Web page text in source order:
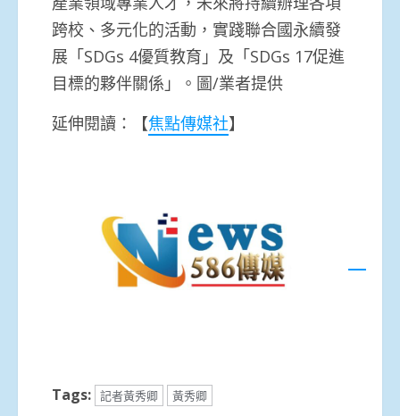
跨校、多元化的活動，實踐聯合國永續發
展「SDGs 4優質教育」及「SDGs 17促進
目標的夥伴關係」。圖/業者提供
延伸閱讀：【焦點傳媒社】
Tags: 記者黃秀卿 黃秀卿